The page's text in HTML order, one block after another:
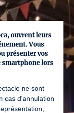
ouvrent leurs
Vous
présenter vos
smartphone lors
ne sont
cas d'annulation